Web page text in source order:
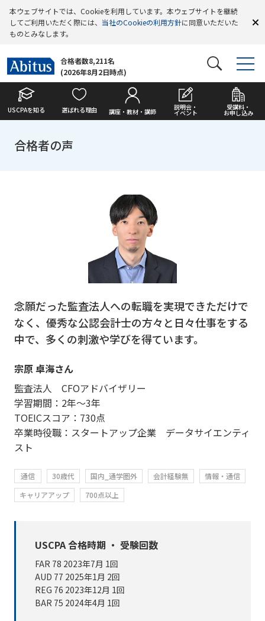
本ウェブサイトでは、Cookieを利用しています。本ウェブサイトを継続
してご利用いただく際には、 当社のCookieの利用方針に同意いただいた
ものとみなします。
合格者数8,211名
(2026年8月2日時点)
USCPAを知る 選ばれる理由 講座・教材・講師
説明会・
イベント
受講料・
お申し込み
合格者の声
念願だった監査法人への転職を実現できただけで
なく、優秀な公認会計士の方々と日々仕事をする
中で、多くの刺激や学びを得ています。
宗原 卓海さん
監査法人 CFOアドバイザリー
学習期間：2年～3年
TOEICスコア：730点
卒業時役職：スタートアップ企業 データサイエンティ
スト
通信 30歳代 国内_通学圏外 会計経験無
情報・通信
キャリアアップ
700点以上
USCPA 合格時期 ・ 受験回数
FAR 78 2023年7月 1回
AUD 77 2025年1月 2回
REG 76 2023年12月 1回
BAR 75 2024年4月 1回